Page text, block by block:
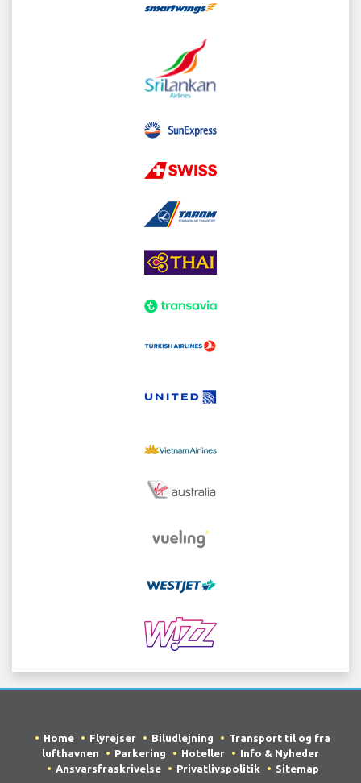
Home Flyrejser Biludlejning
Transport til og fra
lufthavnen
Parkering Hoteller
Info & Nyheder
Ansvarsfraskrivelse
Privatlivspolitik Sitemap